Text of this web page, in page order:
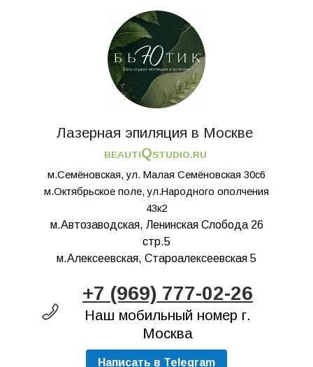
Лазерная эпиляция в Москве
BEAUTIQSTUDIO.RU
м.Семёновская, ул. Малая Семёновская 30с6
м.Октябрьское поле, ул.Народного ополчения
43к2
м.Автозаводская, Ленинская Слобода 26
стр.5
м.Алексеевская, Староалексеевская 5
+7 (969) 777-02-26
Наш мобильный номер г.
Москва
Написать в Telegram